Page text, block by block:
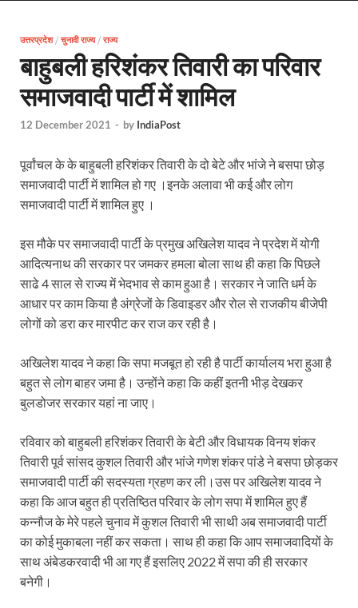
Uttarakhand Female Boxer: मुख्यमंत्री धामी से मिलीं
UP Kanwar Yatra: कांवड़ यात्रा से पहले सभी धार्मिक
Shri Ram Mandir: श्रीराम मंदिर चढ़ावा चोरी के
CM Yogi Barabanki Visit: मुख्यमंत्री योगी आदित्यनाथ
Lok Sanvardhan Parva: देहरादून में मुख्यमंत्री पुष्कर सिंह
West Bengal Rajya Sabha By-Election: चुनाव
Shri Kashi Vishwanath Mandir: उत्तरकाशी में CM
Dr.Teejan Bai: विश्वविख्यात पंडवानी गायिका, पद्म
Khatipura Mega Coach Care Terminal: खातीपुरा में
Jan-Jan Ki Sarkar Abhiyan: 4 जुलाई से फिर शुरु होगा
आ गई यूपी बीजेपी संगठन की लिस्ट, देखिए कौन-कौन है इस
Chhattisgarh UCC: छत्तीसगढ़ में UCC का खाका तैयार
राजमिस्त्री, किसान और शिक्षक परिवारों के बेटे यूपीएससी
उत्तरप्रदेश/ चुनावी राज्य/ राज्य
बाहुबली हरिशंकर तिवारी का परिवार
समाजवादी पार्टी में शामिल
12 December 2021 - by IndiaPost
पूर्वांचल के के बाहुबली हरिशंकर तिवारी के दो बेटे और भांजे ने बसपा छोड़
समाजवादी पार्टी में शामिल हो गए ।इनके अलावा भी कई और लोग
समाजवादी पार्टी में शामिल हुए ।
इस मौके पर समाजवादी पार्टी के प्रमुख अखिलेश यादव ने प्रदेश में योगी
आदित्यनाथ की सरकार पर जमकर हमला बोला साथ ही कहा कि पिछले
साढे 4 साल से राज्य में भेदभाव से काम हुआ है। सरकार ने जाति धर्म के
आधार पर काम किया है अंग्रेजों के डिवाइडर और रोल से राजकीय बीजेपी
लोगों को डरा कर मारपीट कर राज कर रही है।
अखिलेश यादव ने कहा कि सपा मजबूत हो रही है पार्टी कार्यालय भरा हुआ है
बहुत से लोग बाहर जमा है। उन्होंने कहा कि कहीं इतनी भीड़ देखकर
बुलडोजर सरकार यहां ना जाए।
रविवार को बाहुबली हरिशंकर तिवारी के बेटी और विधायक विनय शंकर
तिवारी पूर्व सांसद कुशल तिवारी और भांजे गणेश शंकर पांडे ने बसपा छोड़कर
समाजवादी पार्टी की सदस्यता ग्रहण कर ली।उस पर अखिलेश यादव ने
कहा कि आज बहुत ही प्रतिष्ठित परिवार के लोग सपा में शामिल हुए हैं
कन्नौज के मेरे पहले चुनाव में कुशल तिवारी भी साथी अब समाजवादी पार्टी
का कोई मुकाबला नहीं कर सकता। साथ ही कहा कि आप समाजवादियों के
साथ अंबेडकरवादी भी आ गए हैं इसलिए 2022 में सपा की ही सरकार
बनेगी।